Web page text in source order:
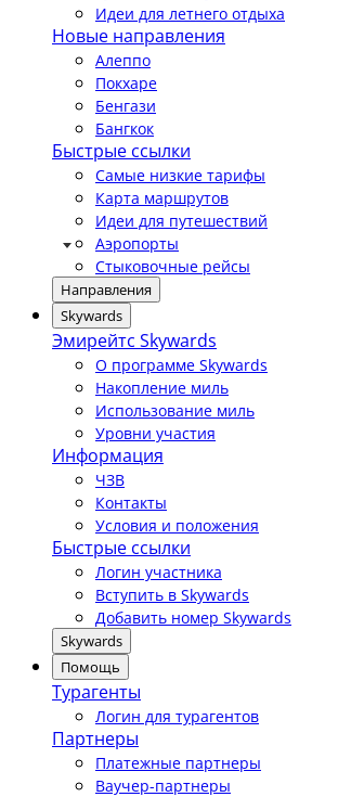
Идеи для летнего отдыха
Новые направления
Алеппо
Покхаре
Бенгази
Бангкок
Быстрые ссылки
Самые низкие тарифы
Карта маршрутов
Идеи для путешествий
Аэропорты
Стыковочные рейсы
Направления
Skywards
Эмирейтс Skywards
О программе Skywards
Накопление миль
Использование миль
Уровни участия
Информация
ЧЗВ
Контакты
Условия и положения
Быстрые ссылки
Логин участника
Вступить в Skywards
Добавить номер Skywards
Skywards
Помощь
Турагенты
Логин для турагентов
Партнеры
Платежные партнеры
Ваучер-партнеры